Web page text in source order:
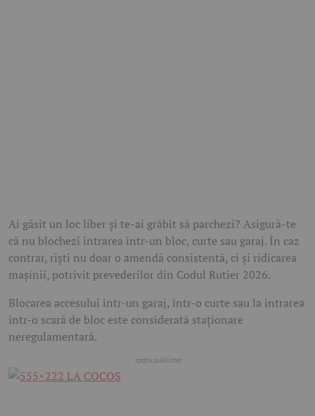
Ai găsit un loc liber și te-ai grăbit să parchezi? Asigură-te
că nu blochezi intrarea într-un bloc, curte sau garaj. În caz
contrar, riști nu doar o amendă consistentă, ci și ridicarea
mașinii, potrivit prevederilor din Codul Rutier 2026.
Blocarea accesului într-un garaj, într-o curte sau la intrarea
într-o scară de bloc este considerată staționare
neregulamentară.